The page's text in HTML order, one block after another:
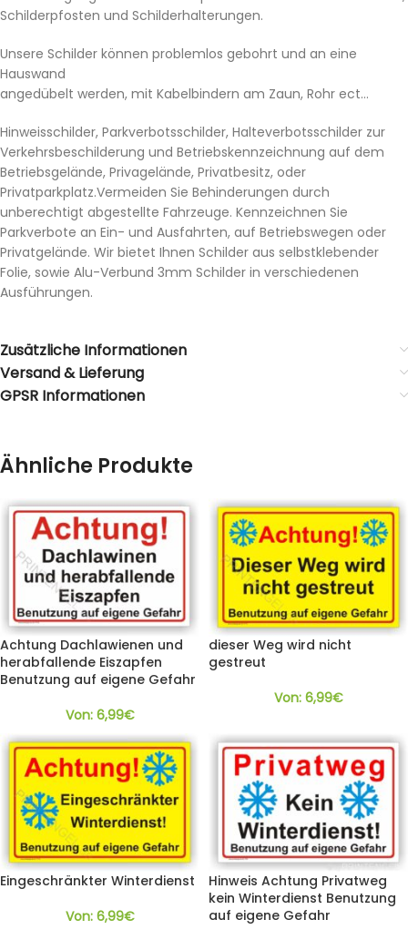
Schilderpfosten und Schilderhalterungen.
Unsere Schilder können problemlos gebohrt und an eine
Hauswand
angedübelt werden, mit Kabelbindern am Zaun, Rohr ect…
Hinweisschilder, Parkverbotsschilder, Halteverbotsschilder zur
Verkehrsbeschilderung und Betriebskennzeichnung auf dem
Betriebsgelände, Privagelände, Privatbesitz, oder
Privatparkplatz.Vermeiden Sie Behinderungen durch
unberechtigt abgestellte Fahrzeuge. Kennzeichnen Sie
Parkverbote an Ein- und Ausfahrten, auf Betriebswegen oder
Privatgelände. Wir bietet Ihnen Schilder aus selbstklebender
Folie, sowie Alu-Verbund 3mm Schilder in verschiedenen
Ausführungen.
Zusätzliche Informationen
Versand & Lieferung
GPSR Informationen
Ähnliche Produkte
Achtung Dachlawienen und
herabfallende Eiszapfen
Benutzung auf eigene Gefahr
Von: 6,99€
dieser Weg wird nicht
gestreut
Von: 6,99€
Eingeschränkter Winterdienst
Von: 6,99€
Hinweis Achtung Privatweg
kein Winterdienst Benutzung
auf eigene Gefahr